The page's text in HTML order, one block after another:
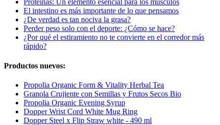
Proteínas: Un elemento esencial para los músculos
El intestino es más importante de lo que pensamos
¿De verdad es tan nociva la grasa?
Perder peso solo con el deporte: ¿Cómo se hace?
¿Por qué el estiramiento no te convierte en el corredor más
rápido?
Productos nuevos:
Propolia Organic Form & Vitality Herbal Tea
Granola Crujiente con Semillas y Frutos Secos Bio
Propolia Organic Evening Syrup
Dopper Wrist Cord White Mug Ring
Dopper Steel x Flip Straw white - 490 ml